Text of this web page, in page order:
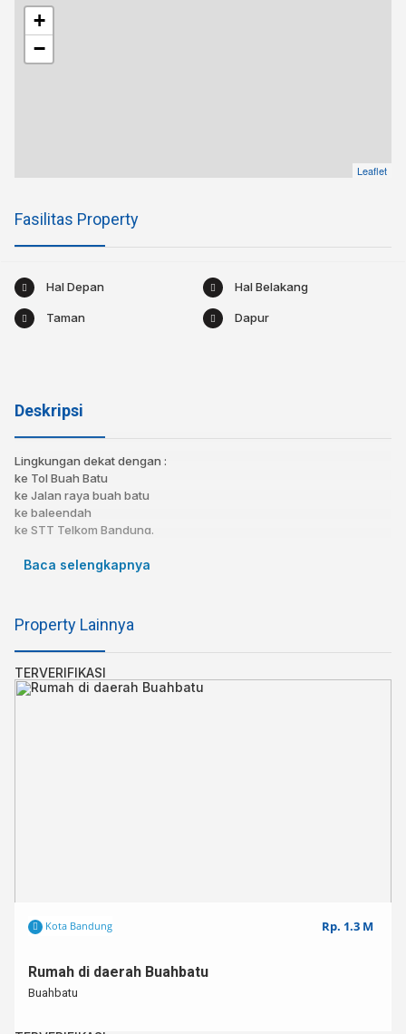
+
−
Leaflet
Fasilitas Property
Hal Depan Hal Belakang
Taman Dapur
Deskripsi
Lingkungan dekat dengan :
ke Tol Buah Batu
ke Jalan raya buah batu
ke baleendah
ke STT Telkom Bandung.
Untuk info lebih lanjut,
Baca selengkapnya
Property Lainnya
TERVERIFIKASI
Kota Bandung Rp. 1.3 M
Rumah di daerah Buahbatu
Buahbatu